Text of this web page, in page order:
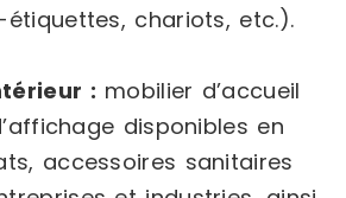
chariots, etc.).
: mobilier d’accueil
disponibles en
accessoires sanitaires